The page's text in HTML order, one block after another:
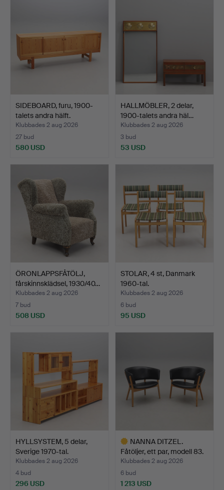
SIDEBOARD, furu, 1900-
talets andra hälft.
Klubbades 2 aug 2026
27 bud
580 USD
HALLMÖBLER, 2 delar,
1900-talets andra häl…
Klubbades 2 aug 2026
3 bud
53 USD
ÖRONLAPPSFÅTÖLJ,
fårskinnsklädsel, 1930/40…
Klubbades 2 aug 2026
7 bud
508 USD
STOLAR, 4 st, Danmark
1960-tal.
Klubbades 2 aug 2026
6 bud
95 USD
HYLLSYSTEM, 5 delar,
Sverige 1970-tal.
Klubbades 2 aug 2026
4 bud
296 USD
NANNA DITZEL.
Fåtöljer, ett par, modell 83.
Klubbades 2 aug 2026
6 bud
1 213 USD